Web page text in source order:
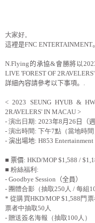
大家好。
這裡是FNC ENTERTAINMENT。
N.Flying 的承協&會勝將以
LIVE 'FOREST OF
詳細內容請參考以下事項。 .
< 2023 SEUNG HYUB &
2RAVELERS' IN MACAU >
- 演出日期: 2023年8月 26 日（
- 演出時間 : 下午7點（當地時間
- 演出場地: H853 Entertainment
■ 票價: HKD/MOP $1,588 /
■ 粉絲福利 :
- Goodbye Session （全員）
- 團體合影（抽取250 人 / 每組
*從購買HKD/MOP $1,588 門
票者中抽取50 人
- 贈送簽名海報（抽取 100 人）